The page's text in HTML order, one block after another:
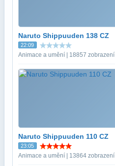
Naruto Shippuuden 138 CZ
22:09
Animace a umění | 18857 zobrazení
Naruto Shippuuden 110 CZ
23:05
Animace a umění | 13864 zobrazení